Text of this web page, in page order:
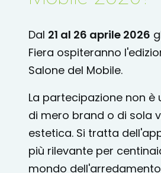
Dal 21 al 26 aprile 2026
Fiera ospiteranno
Salone del Mobile.
La partecipazione non è
di mero brand o di sola
estetica. Si tratta
più rilevante per
mondo